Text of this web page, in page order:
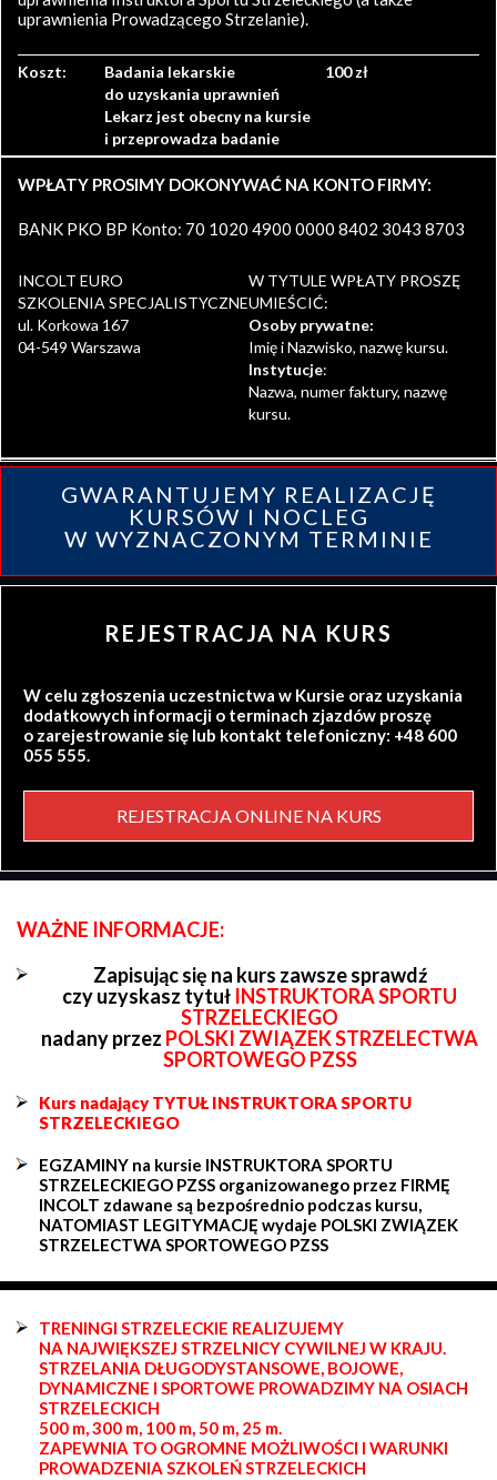
uprawnienia Prowadzącego Strzelanie).
Koszt:
Badania lekarskie
do uzyskania uprawnień
Lekarz jest obecny na kursie
i przeprowadza badanie
100 zł
WPŁATY PROSIMY DOKONYWAĆ NA KONTO FIRMY:
BANK PKO BP Konto: 70 1020 4900 0000 8402 3043 8703
INCOLT EURO
SZKOLENIA SPECJALISTYCZNE
ul. Korkowa 167
04-549 Warszawa
W TYTULE WPŁATY PROSZĘ
UMIEŚCIĆ:
Osoby prywatne:
Imię i Nazwisko, nazwę kursu.
Instytucje:
Nazwa, numer faktury, nazwę
kursu.
GWARANTUJEMY REALIZACJĘ
KURSÓW I NOCLEG
W WYZNACZONYM TERMINIE
REJESTRACJA NA KURS
W celu zgłoszenia uczestnictwa w Kursie oraz uzyskania
dodatkowych informacji o terminach zjazdów proszę
o zarejestrowanie się lub kontakt telefoniczny: +48 600
055 555.
REJESTRACJA ONLINE NA KURS
WAŻNE INFORMACJE:
Zapisując się na kurs zawsze sprawdź
czy uzyskasz tytuł INSTRUKTORA SPORTU
STRZELECKIEGO
nadany przez POLSKI ZWIĄZEK STRZELECTWA
SPORTOWEGO PZSS
Kurs nadający TYTUŁ INSTRUKTORA SPORTU
STRZELECKIEGO
EGZAMINY na kursie INSTRUKTORA SPORTU
STRZELECKIEGO PZSS organizowanego przez FIRMĘ
INCOLT zdawane są bezpośrednio podczas kursu,
NATOMIAST LEGITYMACJĘ wydaje POLSKI ZWIĄZEK
STRZELECTWA SPORTOWEGO PZSS
TRENINGI STRZELECKIE REALIZUJEMY
NA NAJWIĘKSZEJ STRZELNICY CYWILNEJ W KRAJU.
STRZELANIA DŁUGODYSTANSOWE, BOJOWE,
DYNAMICZNE I SPORTOWE PROWADZIMY NA OSIACH
STRZELECKICH
500 m, 300 m, 100 m, 50 m, 25 m.
ZAPEWNIA TO OGROMNE MOŻLIWOŚCI I WARUNKI
PROWADZENIA SZKOLEŃ STRZELECKICH